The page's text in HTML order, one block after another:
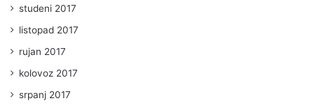
studeni 2017
listopad 2017
rujan 2017
kolovoz 2017
srpanj 2017